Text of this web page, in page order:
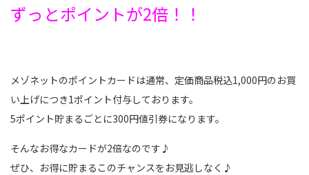
ずっとポイントが2倍！！
メゾネットのポイントカードは通常、定価商品税込1,000円のお買
い上げにつき1ポイント付与しております。
5ポイント貯まるごとに300円値引券になります。
そんなお得なカードが2倍なのです♪
ぜひ、お得に貯まるこのチャンスをお見逃しなく♪